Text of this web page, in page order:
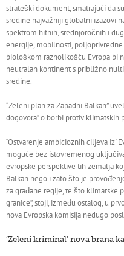
strateški dokument, smatrajući da
sredine najvažniji globalni izazovi
spektrom hitnih, srednjoročnih i
energije, mobilnosti,
biološkom raznolikošću Evropa bi
neutralan kontinent s približno
sredine.
“Zeleni plan za Zapadni Balkan”
dogovora” o borbi protiv klimatskih
“Ostvarenje ambicioznih ciljeva iz
moguće bez istovremenog
evropske perspektive tih zemalja
Balkan nego i zato što je
za građane regije, te što klimatske
granice”, stoji, između ostalog, u
nova Evropska komisija nedugo
‘Zeleni kriminal’ nova brana